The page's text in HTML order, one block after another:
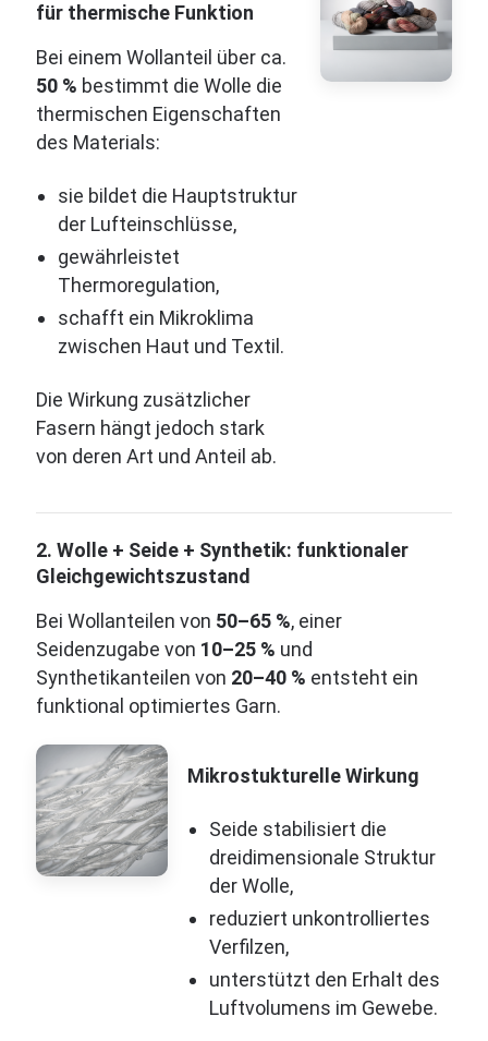
für thermische Funktion
Bei einem Wollanteil über ca.
50 % bestimmt die Wolle die
thermischen Eigenschaften
des Materials:
sie bildet die Hauptstruktur
der Lufteinschlüsse,
gewährleistet
Thermoregulation,
schafft ein Mikroklima
zwischen Haut und Textil.
Die Wirkung zusätzlicher
Fasern hängt jedoch stark
von deren Art und Anteil ab.
2. Wolle + Seide + Synthetik: funktionaler
Gleichgewichtszustand
Bei Wollanteilen von 50–65 %, einer
Seidenzugabe von 10–25 % und
Synthetikanteilen von 20–40 % entsteht ein
funktional optimiertes Garn.
Mikrostukturelle Wirkung
Seide stabilisiert die
dreidimensionale Struktur
der Wolle,
reduziert unkontrolliertes
Verfilzen,
unterstützt den Erhalt des
Luftvolumens im Gewebe.